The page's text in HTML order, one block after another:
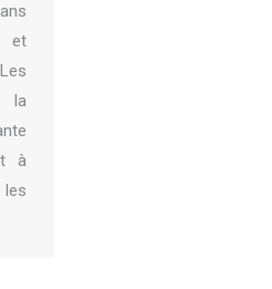
et
la
à